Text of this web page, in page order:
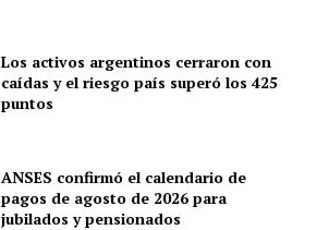
Los activos argentinos cerraron con
caídas y el riesgo país superó los 425
puntos
ANSES confirmó el calendario de
pagos de agosto de 2026 para
jubilados y pensionados